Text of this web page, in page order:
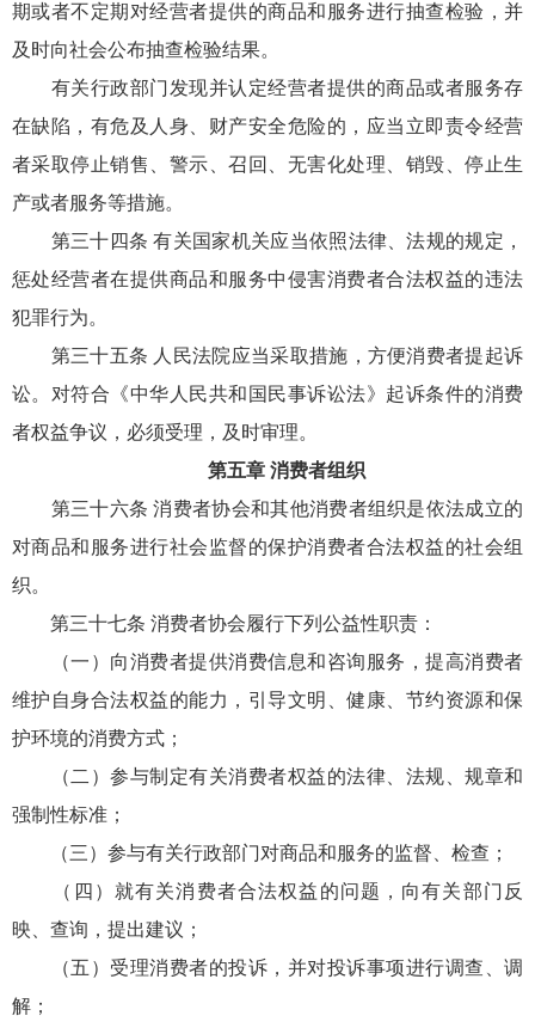
期或者不定期对经营者提供的商品和服务进行抽查检验，并
及时向社会公布抽查检验结果。
有关行政部门发现并认定经营者提供的商品或者服务存
在缺陷，有危及人身、财产安全危险的，应当立即责令经营
者采取停止销售、警示、召回、无害化处理、销毁、停止生
产或者服务等措施。
第三十四条 有关国家机关应当依照法律、法规的规定，
惩处经营者在提供商品和服务中侵害消费者合法权益的违法
犯罪行为。
第三十五条 人民法院应当采取措施，方便消费者提起诉
讼。对符合《中华人民共和国民事诉讼法》起诉条件的消费
者权益争议，必须受理，及时审理。
第五章 消费者组织
第三十六条 消费者协会和其他消费者组织是依法成立的
对商品和服务进行社会监督的保护消费者合法权益的社会组
织。
第三十七条 消费者协会履行下列公益性职责：
（一）向消费者提供消费信息和咨询服务，提高消费者
维护自身合法权益的能力，引导文明、健康、节约资源和保
护环境的消费方式；
（二）参与制定有关消费者权益的法律、法规、规章和
强制性标准；
（三）参与有关行政部门对商品和服务的监督、检查；
（四）就有关消费者合法权益的问题，向有关部门反
映、查询，提出建议；
（五）受理消费者的投诉，并对投诉事项进行调查、调
解；